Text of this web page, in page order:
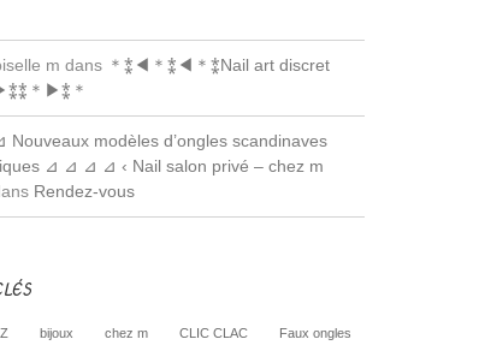
m dans ＊⁑◀︎＊⁑◀︎＊⁑Nail art discret
＊▶︎⁑＊
modèles d’ongles scandinaves
⊿ ⊿ ⊿ ⊿ ‹ Nail salon privé – chez m
Rendez-vous
bijoux chez m CLIC CLAC Faux ongles